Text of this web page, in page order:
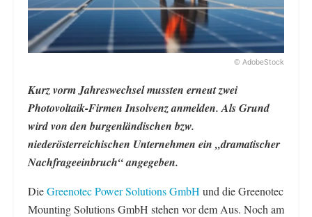
© AdobeStock
Kurz vorm Jahreswechsel mussten erneut zwei
Photovoltaik-Firmen Insolvenz anmelden. Als Grund
wird von den burgenländischen bzw.
niederösterreichischen Unternehmen ein „dramatischer
Nachfrageeinbruch“ angegeben.
DieGreenotec Power Solutions GmbH und die Greenotec
Mounting Solutions GmbH stehen vor dem Aus. Noch am